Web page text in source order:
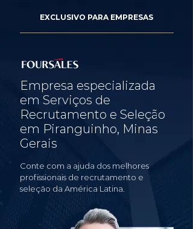
EXCLUSIVO PARA EMPRESAS
Empresa especializada
em Serviços de
Recrutamento e Seleção
em Piranguinho, Minas
Gerais
Conte com a ajuda dos melhores
profissionais de recrutamento e
seleção da América Latina.